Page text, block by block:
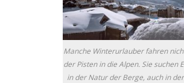
Manche Winterurlauber fahren
der Pisten in die Alpen. Sie suchen
in der Natur der Berge, auch in